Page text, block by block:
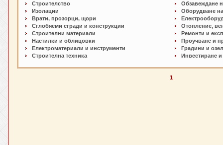
Строителство
Изолации
Врати, прозорци, щори
Сглобяеми сгради и конструкции
Строителни материали
Настилки и oблицовки
Електроматериали и инструменти
Строителна техника
Обзавеждане
Оборудване
Отопление,
Ремонти и
Проучване и
Градини и
Инвестиране
1